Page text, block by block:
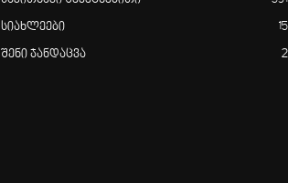
სიახლეები 15
შენი ჯანდაცვა 2